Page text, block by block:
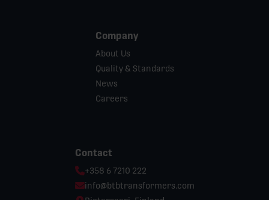
Company
About Us
Quality & Standards
News
Careers
Contact
Phone:
+358 6 7210 222
Email:
info@btbtransformers.com